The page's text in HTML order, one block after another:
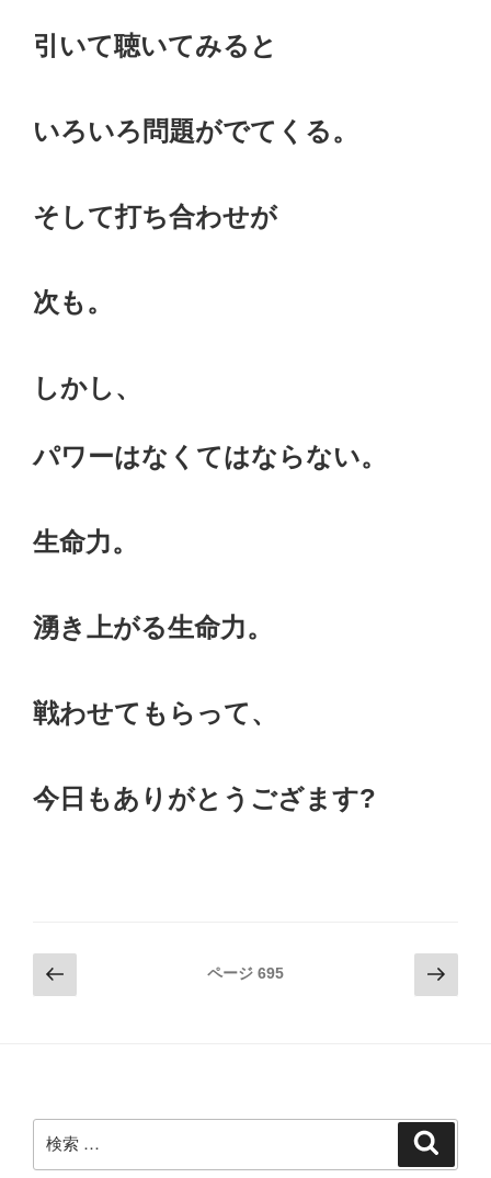
引いて聴いてみると
いろいろ問題がでてくる。
そして打ち合わせが
次も。
しかし、
パワーはなくてはならない。
生命力。
湧き上がる生命力。
戦わせてもらって、
今日もありがとうござます?
投
稿
ー
シ
の
ページ 695
次
の
検
索: